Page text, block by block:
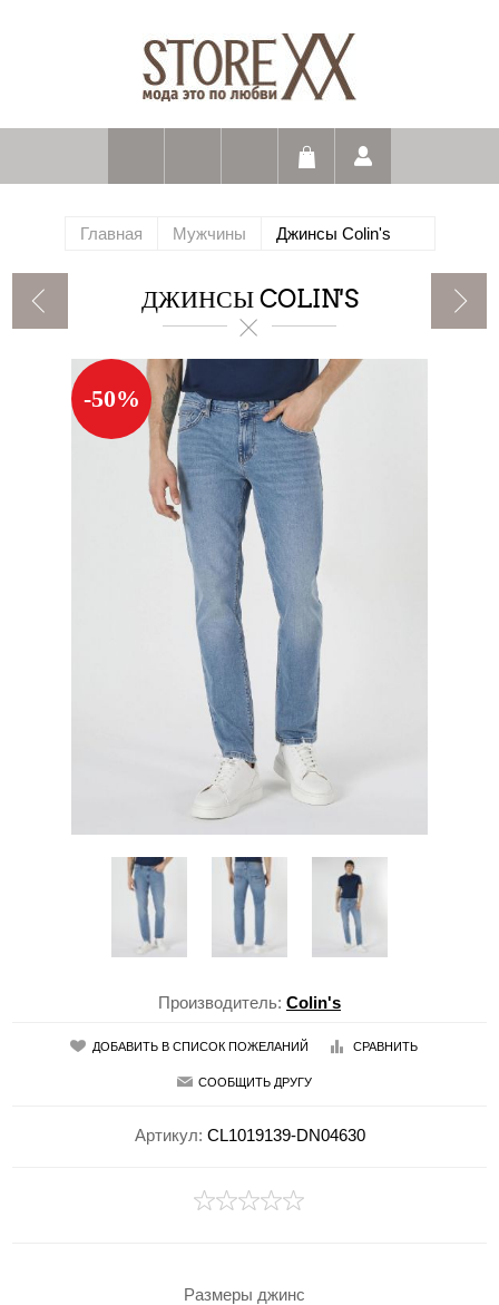
Главная Мужчины Джинсы Colin's
ДЖИНСЫ COLIN'S
-50%
Производитель: Colin's
ДОБАВИТЬ В СПИСОК ПОЖЕЛАНИЙ СРАВНИТЬ
СООБЩИТЬ ДРУГУ
Артикул: CL1019139-DN04630
Размеры джинс